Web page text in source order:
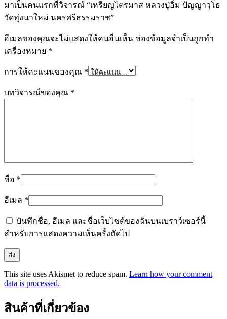
มาเป็นคนแรกที่วิจารณ์ “เหรียญไตรมาส หลวงปู่อิ่ม ปัญญาวุโธ
วัดทุ่งนาใหม่ นครศรีธรรมราช”
อีเมลของคุณจะไม่แสดงให้คนอื่นเห็น ช่องข้อมูลจำเป็นถูกทำ
เครื่องหมาย *
การให้คะแนนของคุณ *
บทวิจารณ์ของคุณ *
ชื่อ *
อีเมล *
บันทึกชื่อ, อีเมล และชื่อเว็บไซต์ของฉันบนเบราว์เซอร์นี้
สำหรับการแสดงความเห็นครั้งถัดไป
This site uses Akismet to reduce spam. Learn how your comment
data is processed.
สินค้าที่เกี่ยวข้อง